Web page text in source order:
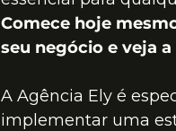
Comece hoje
seu negócio e veja
A Agência Ely é
implementar uma